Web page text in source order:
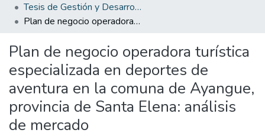
Statistics
Tesis de Gestión y Desarrollo Turístico
Plan de negocio operadora turística especializada en deportes de aventura en la comuna de Ayangue, provincia de Santa Elena: análisis de mercado
Plan de negocio operadora turística
especializada en deportes de
aventura en la comuna de Ayangue,
provincia de Santa Elena: análisis
de mercado